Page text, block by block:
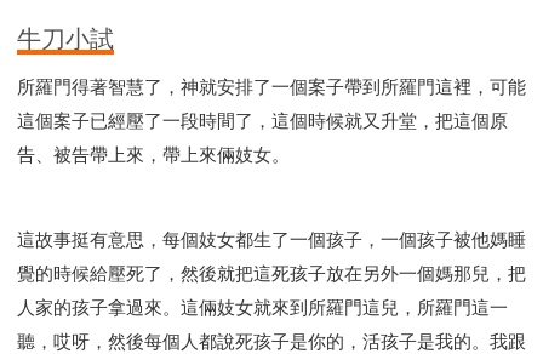
牛刀小試
所羅門得著智慧了，神就安排了一個案子帶到所羅門這裡，可能
這個案子已經壓了一段時間了，這個時候就又升堂，把這個原
告、被告帶上來，帶上來倆妓女。
這故事挺有意思，每個妓女都生了一個孩子，一個孩子被他媽睡
覺的時候給壓死了，然後就把這死孩子放在另外一個媽那兒，把
人家的孩子拿過來。這倆妓女就來到所羅門這兒，所羅門這一
聽，哎呀，然後每個人都說死孩子是你的，活孩子是我的。我跟